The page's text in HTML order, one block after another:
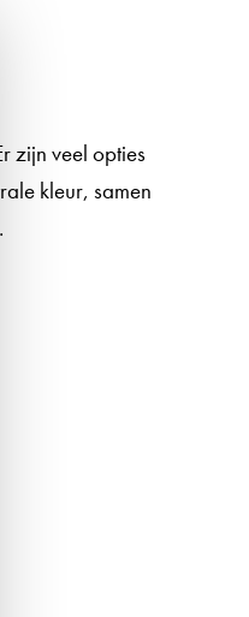
zijn veel opties
kleur, samen